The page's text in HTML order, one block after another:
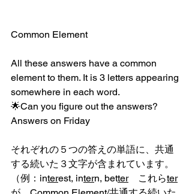
Common Element
All these answers have a common
element to them. It is 3 letters appearing
somewhere in each word.
🌟Can you figure out the answers?
Answers on Friday
それぞれの５つの答えの単語に、共通
する続いた３文字が含まれています。
（例：interest, intern, better これらter